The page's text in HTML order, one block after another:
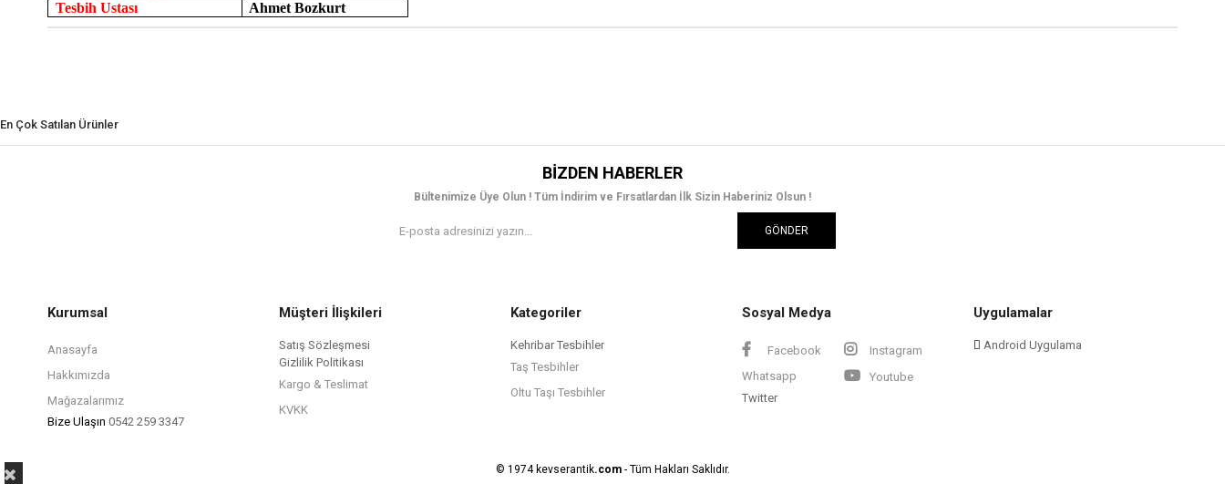
Tesbih Ustası
Ahmet Bozkurt
En Çok Satılan Ürünler
BIZDEN HABERLER
Bültenimize Üye Olun ! Tüm İndirim ve Fırsatlardan İlk Sizin Haberiniz Olsun !
GÖNDER
Kurumsal
Anasayfa
Hakkımızda
Mağazalarımız
Bize Ulaşın 0542 259 3347
Müşteri İlişkileri
Satış Sözleşmesi
Gizlilik Politikası
Kargo & Teslimat
KVKK
Kategoriler
Kehribar Tesbihler
Taş Tesbihler
Oltu Taşı Tesbihler
Sosyal Medya
Facebook
Instagram
Whatsapp
Youtube
Twitter
Uygulamalar
Android Uygulama
© 1974 kevserantik.com- Tüm Hakları Saklıdır.